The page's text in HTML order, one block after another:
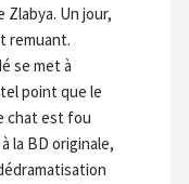
Zlabya. Un jour,
remuant.
se met à
point que le
chat est fou
la BD originale,